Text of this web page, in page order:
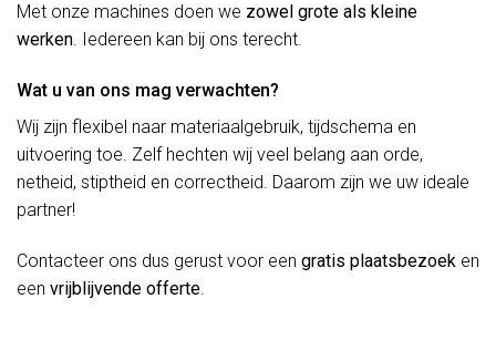
Met onze machines doen we zowel grote als kleine
werken. Iedereen kan bij ons terecht.
Wat u van ons mag verwachten?
Wij zijn flexibel naar materiaalgebruik, tijdschema en
uitvoering toe. Zelf hechten wij veel belang aan orde,
netheid, stiptheid en correctheid. Daarom zijn we uw ideale
partner!
Contacteer ons dus gerust voor een gratis plaatsbezoek en
een vrijblijvende offerte.